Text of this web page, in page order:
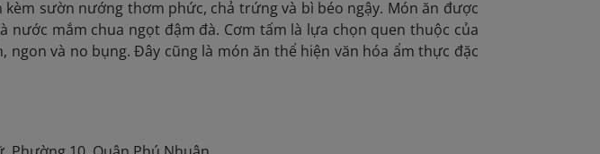
sườn nướng thơm phức, chả trứng và bì béo ngậy. Món ăn được
nước mắm chua ngọt đậm đà. Cơm tấm là lựa chọn quen thuộc của
và no bụng. Đây cũng là món ăn thể hiện văn hóa ẩm thực đặc